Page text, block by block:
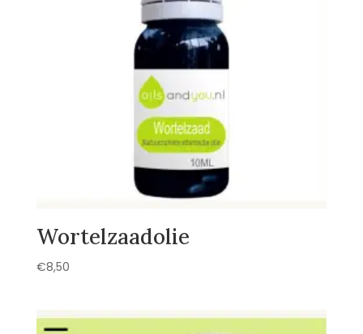
Wortelzaadolie
€8,50